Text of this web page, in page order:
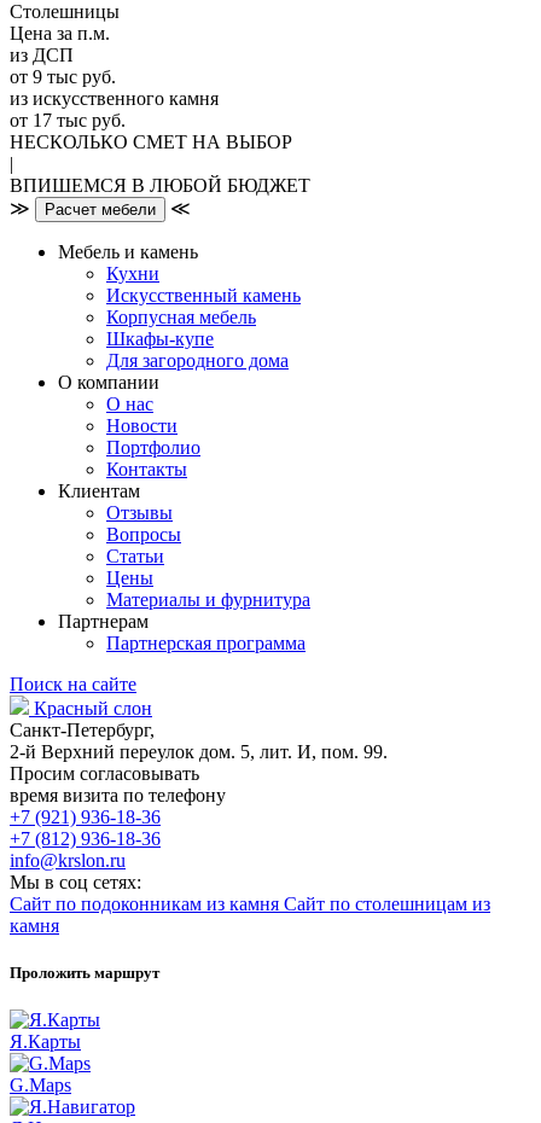
Столешницы
Цена за п.м.
из ДСП
от 9 тыс руб.
из искусственного камня
от 17 тыс руб.
НЕСКОЛЬКО СМЕТ НА ВЫБОР
|
ВПИШЕМСЯ В ЛЮБОЙ БЮДЖЕТ
≫
Расчет мебели ≪
Мебель и камень
Кухни
Искусственный камень
Корпусная мебель
Шкафы-купе
Для загородного дома
О компании
О нас
Новости
Портфолио
Контакты
Клиентам
Отзывы
Вопросы
Статьи
Цены
Материалы и фурнитура
Партнерам
Партнерская программа
Поиск на сайте
Красный слон
Санкт-Петербург,
2-й Верхний переулок дом. 5, лит. И, пом. 99.
Просим согласовывать
время визита по телефону
+7 (921) 936-18-36
+7 (812) 936-18-36
info@krslon.ru
Мы в соц сетях:
Сайт по подоконникам из камня Сайт по столешницам из
камня
Проложить маршрут
Я.Карты
G.Maps